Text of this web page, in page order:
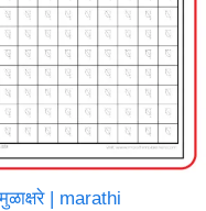
| marathi